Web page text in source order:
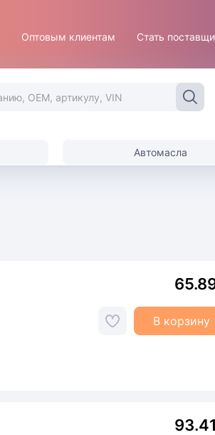
Оптовым клиентам Стать
Автомасла
В корзину
93.41